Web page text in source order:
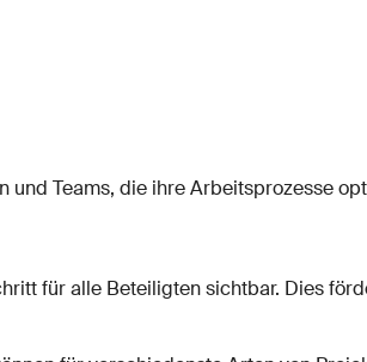
Teams, die ihre Arbeitsprozesse
für alle Beteiligten sichtbar. Dies